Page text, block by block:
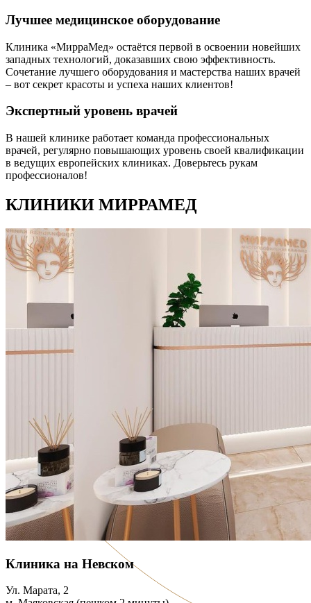
Лучшее медицинское оборудование
Клиника «МирраМед» остаётся первой в освоении новейших
западных технологий, доказавших свою эффективность.
Сочетание лучшего оборудования и мастерства наших врачей
– вот секрет красоты и успеха наших клиентов!
Экспертный уровень врачей
В нашей клинике работает команда профессиональных
врачей, регулярно повышающих уровень своей квалификации
в ведущих европейских клиниках. Доверьтесь рукам
профессионалов!
КЛИНИКИ МИРРАМЕД
Клиника на Невском
Ул. Марата, 2